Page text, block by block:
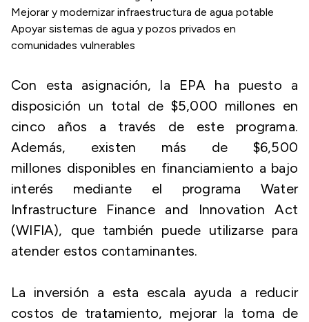
Mejorar y modernizar infraestructura de agua potable
Apoyar sistemas de agua y pozos privados en
comunidades vulnerables
Con esta asignación, la EPA ha puesto a
disposición un total de $5,000 millones en
cinco años a través de este programa.
Además, existen más de $6,500
millones disponibles en financiamiento a bajo
interés mediante el programa Water
Infrastructure Finance and Innovation Act
(WIFIA), que también puede utilizarse para
atender estos contaminantes.
La inversión a esta escala ayuda a reducir
costos de tratamiento, mejorar la toma de